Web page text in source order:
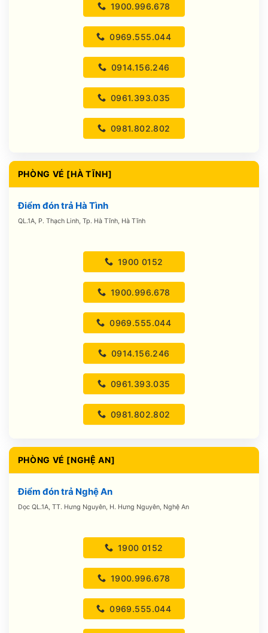
1900.996.678
0969.555.044
0914.156.246
0961.393.035
0981.802.802
PHÒNG VÉ [HÀ TĨNH]
Điểm đón trả Hà Tình
QL.1A, P. Thạch Linh, Tp. Hà Tĩnh, Hà Tĩnh
1900 0152
1900.996.678
0969.555.044
0914.156.246
0961.393.035
0981.802.802
PHÒNG VÉ [NGHỆ AN]
Điểm đón trả Nghệ An
Dọc QL.1A, TT. Hưng Nguyên, H. Hưng Nguyên, Nghệ An
1900 0152
1900.996.678
0969.555.044